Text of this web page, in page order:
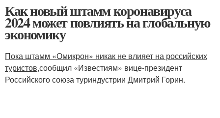
Как новый штамм коронавируса
2024 может повлиять на глобальную
экономику
Пока штамм «Омикрон» никак не влияет на российских
туристов,сообщил «Известиям» вице-президент
Российского союза туриндустрии Дмитрий Горин.